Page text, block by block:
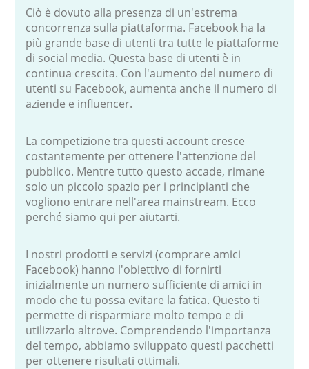
Ciò è dovuto alla presenza di un'estrema
concorrenza sulla piattaforma. Facebook ha la
più grande base di utenti tra tutte le piattaforme
di social media. Questa base di utenti è in
continua crescita. Con l'aumento del numero di
utenti su Facebook, aumenta anche il numero di
aziende e influencer.
La competizione tra questi account cresce
costantemente per ottenere l'attenzione del
pubblico. Mentre tutto questo accade, rimane
solo un piccolo spazio per i principianti che
vogliono entrare nell'area mainstream. Ecco
perché siamo qui per aiutarti.
I nostri prodotti e servizi (comprare amici
Facebook) hanno l'obiettivo di fornirti
inizialmente un numero sufficiente di amici in
modo che tu possa evitare la fatica. Questo ti
permette di risparmiare molto tempo e di
utilizzarlo altrove. Comprendendo l'importanza
del tempo, abbiamo sviluppato questi pacchetti
per ottenere risultati ottimali.